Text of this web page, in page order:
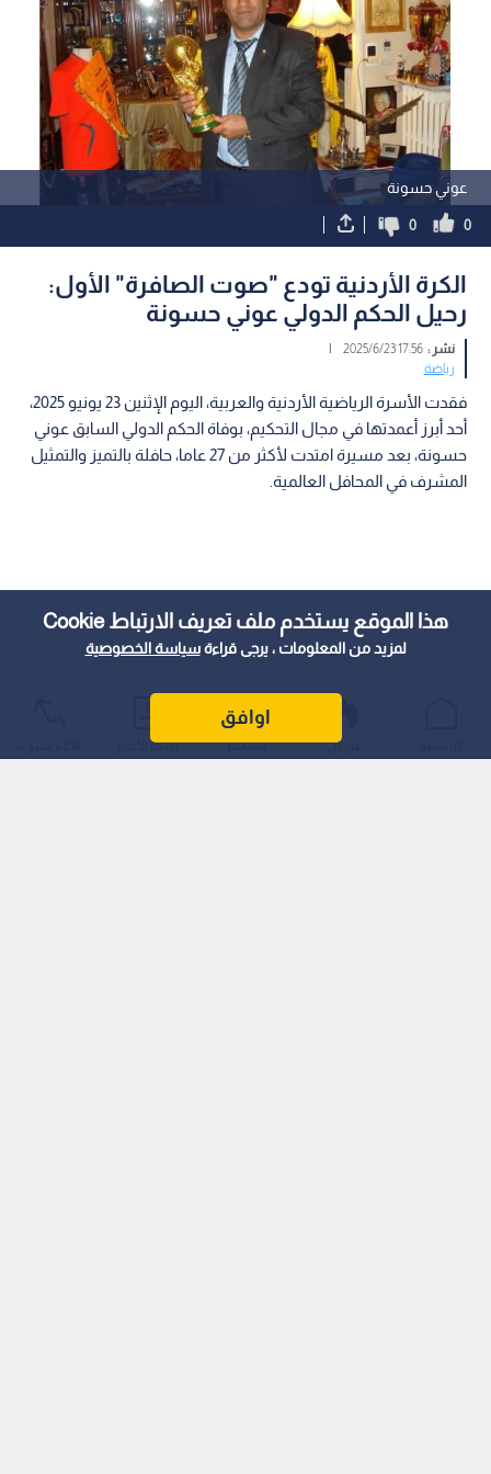
هذا الموقع يستخدم ملف تعريف الارتباط Cookie
لمزيد من المعلومات ، يرجى قراءةسياسة الخصوصية
اوافق
عوني حسونة
0
0
الكرة الأردنية تودع "صوت الصافرة" الأول:
رحيل الحكم الدولي عوني حسونة
نشر :17:56 2025/6/23
|
رياضة
فقدت الأسرة الرياضية الأردنية والعربية، اليوم الإثنين 23 يونيو 2025،
أحد أبرز أعمدتها في مجال التحكيم، بوفاة الحكم الدولي السابق عوني
حسونة، بعد مسيرة امتدت لأكثر من 27 عاما، حافلة بالتميز والتمثيل
المشرف في المحافل العالمية.
عواجل المباشر أحدث الأخبار